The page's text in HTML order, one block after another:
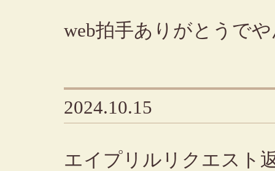
web拍手ありがとうで
2024.10.15
エイプリルリクエスト